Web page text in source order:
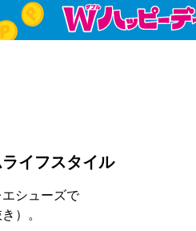
イフスタイル
シューズで
）。